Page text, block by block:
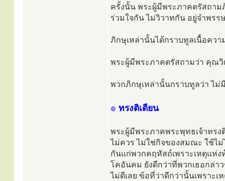
ครั้งนั้น พระผู้มีพระภาคตรัสถาม
ร่วมใจกัน ไม่วิวาทกัน อยู่จำพรร
ภิกษุเหล่านั้นได้กราบทูลเนื้อคว
พระผู้มีพระภาคตรัสถามว่า คุณวิ
พวกภิกษุเหล่านั้นกราบทูลว่า ไม่
๏ ทรงติเตียน
พระผู้มีพระภาคพระพุทธเจ้าทรง
ไม่ควร ไม่ใช่กิจของสมณะ ใช้ไ
กันแก่พวกคฤหัสถ์เพราะเหตุแห่
โคอันคม ยังดีกว่าที่พวกเธอกล่า
ไม่ดีเลย ข้อที่ว่าดีกว่านั้นเพราะ